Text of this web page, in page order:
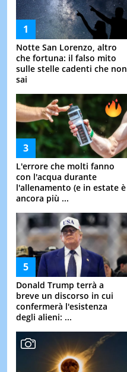
Notte San Lorenzo, altro
che fortuna: il falso mito
sulle stelle cadenti che non
sai
L'errore che molti fanno
con l'acqua durante
l'allenamento (e in estate è
ancora più ...
Donald Trump terrà a
breve un discorso in cui
confermerà l'esistenza
degli alieni: ...